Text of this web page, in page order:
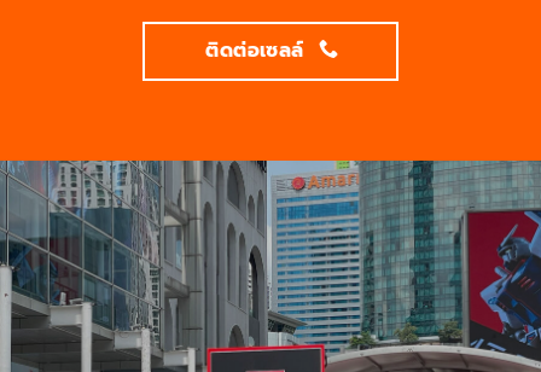
ติดต่อเซลล์